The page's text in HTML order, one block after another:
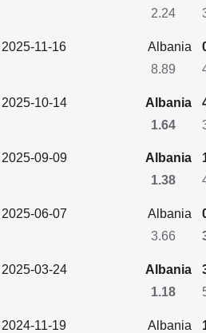
2.24
2025-11-16 Albania
8.89
2025-10-14 Albania
1.64
2025-09-09 Albania
1.38
2025-06-07 Albania
3.66
2025-03-24 Albania
1.18
2024-11-19 Albania